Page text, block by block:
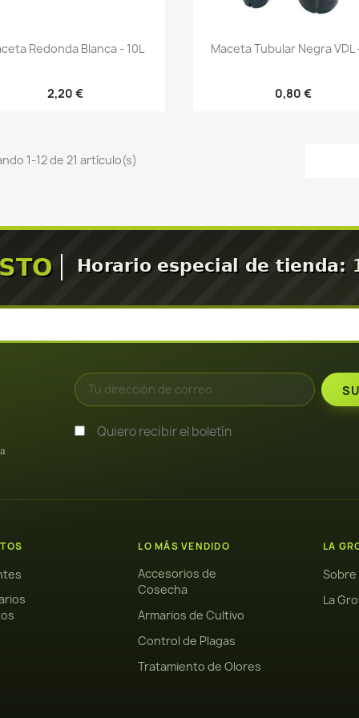
Vista rápida
Redonda Blanca - 10L
2,20 €
Vista rápida
Maceta Tubular Negra VDL
0,80 €
1-12 de 21 artículo(s)
Quiero recibir el boletín
LO MÁS VENDIDO
Accesorios de
Cosecha
Armarios de Cultivo
Control de Plagas
Tratamiento de Olores
LA
La